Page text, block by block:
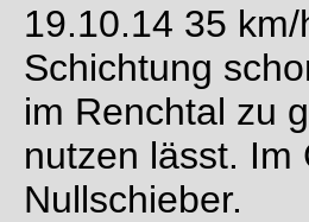
19.10.14 35
Schichtung
im Renchtal zu
nutzen lässt. Im
Nullschieber.